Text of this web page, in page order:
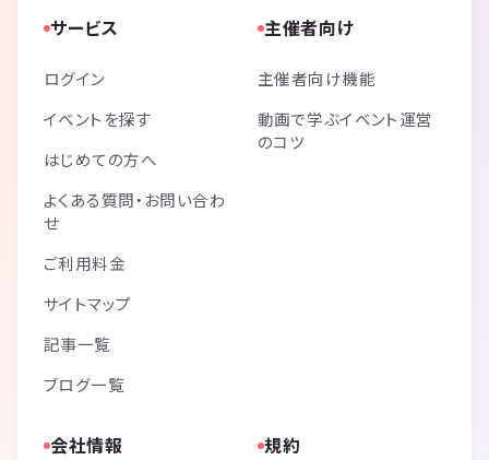
サービス
ログイン
イベントを探す
はじめての方へ
よくある質問・お問い合わ
せ
ご利用料金
サイトマップ
記事一覧
ブログ一覧
主催者向け
主催者向け機能
動画で学ぶイベント運営
のコツ
会社情報 規約